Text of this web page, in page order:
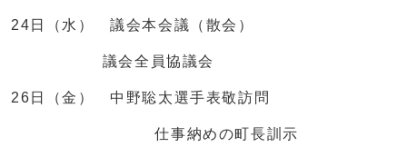
24日（水） 議会本会議（散会）
議会全員協議会
26日（金） 中野聡太選手表敬訪問
仕事納めの町長訓示